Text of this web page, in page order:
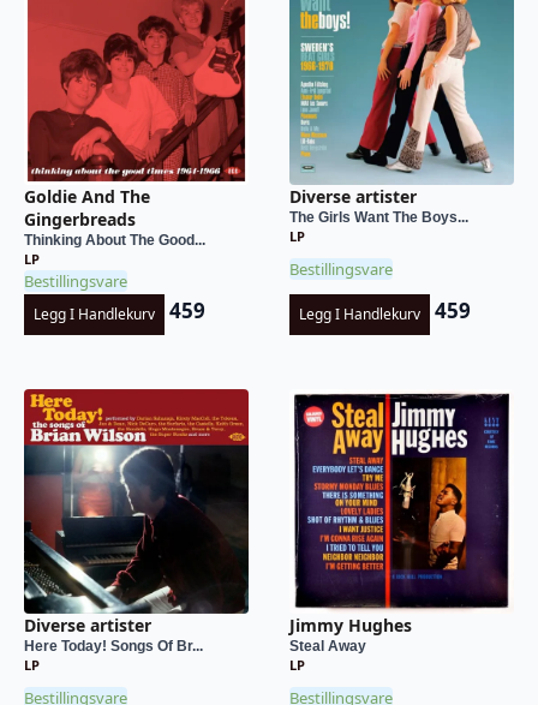
Goldie And The
Gingerbreads
Thinking About The Good...
LP
Bestillingsvare
Legg I Handlekurv 459
Diverse artister
The Girls Want The Boys...
LP
Bestillingsvare
Legg I Handlekurv 459
Diverse artister
Here Today! Songs Of Br...
LP
Bestillingsvare
Jimmy Hughes
Steal Away
LP
Bestillingsvare